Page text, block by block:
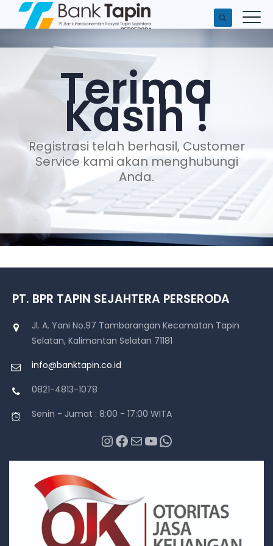
Terima
Kasih !
Registrasi telah berhasil, Customer
Service kami akan menghubungi
Anda.
PT. BPR TAPIN SEJAHTERA PERSERODA
Jl. A. Yani No.97 Tambarangan Kecamatan Tapin
Selatan, Kalimantan Selatan 71181
info@banktapin.co.id
0821-4813-1078
Senin - Jumat : 8:00 - 17:00 WITA
InstagramFacebook Mail YouTube WhatsApp